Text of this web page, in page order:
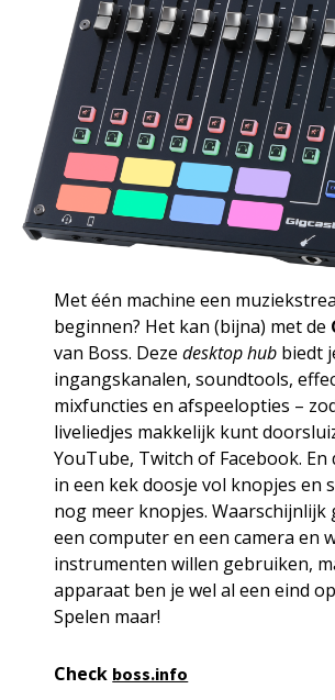
Met één machine een
beginnen? Het kan (bijna) met de
van Boss. Dezedesktop hub biedt
ingangskanalen, soundtools,
mixfuncties en afspeelopties –
liveliedjes makkelijk kunt
YouTube, Twitch of Facebook. En
in een kek doosje vol knopjes en
nog meer knopjes. Waarschijnlijk
een computer en een camera en
instrumenten willen gebruiken,
apparaat ben je wel al een eind
Spelen maar!
Check boss.info